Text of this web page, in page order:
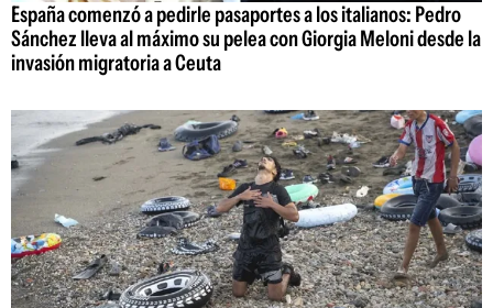
España comenzó a pedirle pasaportes a los italianos: Pedro
Sánchez lleva al máximo su pelea con Giorgia Meloni desde la
invasión migratoria a Ceuta